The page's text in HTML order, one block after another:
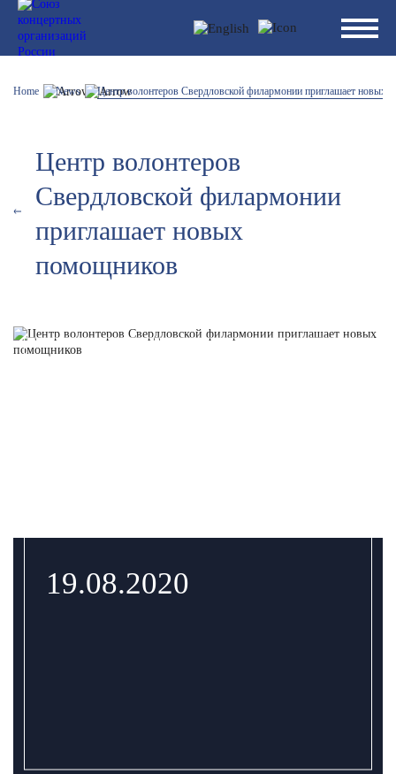
Home News Центр волонтеров Свердловской филармонии приглашает новых
Центр волонтеров
Свердловской филармонии
приглашает новых
помощников
19.08.2020